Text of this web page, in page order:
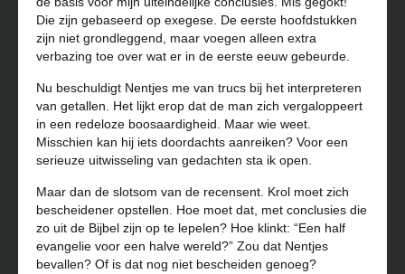
Die zijn gebaseerd op exegese. De eerste hoofdstukken
zijn niet grondleggend, maar voegen alleen extra
verbazing toe over wat er in de eerste eeuw gebeurde.
Nu beschuldigt Nentjes me van trucs bij het interpreteren
van getallen. Het lijkt erop dat de man zich vergaloppeert
in een redeloze boosaardigheid. Maar wie weet.
Misschien kan hij iets doordachts aanreiken? Voor een
serieuze uitwisseling van gedachten sta ik open.
Maar dan de slotsom van de recensent. Krol moet zich
bescheidener opstellen. Hoe moet dat, met conclusies die
zo uit de Bijbel zijn op te lepelen? Hoe klinkt: “Een half
evangelie voor een halve wereld?” Zou dat Nentjes
bevallen? Of is dat nog niet bescheiden genoeg?